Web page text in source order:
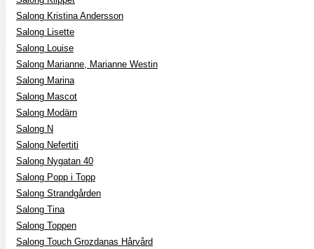
Salong Kristina Andersson
Salong Lisette
Salong Louise
Salong Marianne, Marianne Westin
Salong Marina
Salong Mascot
Salong Modärn
Salong N
Salong Nefertiti
Salong Nygatan 40
Salong Popp i Topp
Salong Strandgården
Salong Tina
Salong Toppen
Salong Touch Grozdanas Hårvård